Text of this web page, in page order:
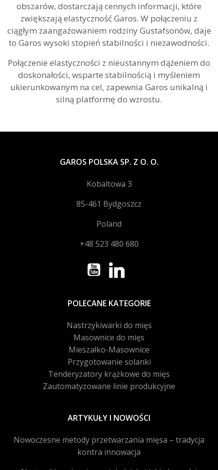
obszarów, dostarczają cennych informacji, które
zwiększają elastyczność Garos. W połączeniu z
ciągłym zaangażowaniem rodziny Gustafsonów, daje
to Garos wysoki stopień stabilności i niezawodności.
Połączenie elastyczności z nieustannym dążeniem do
doskonałości, wsparte stabilnością i myśleniem
ukierunkowanym na cel, zapewnia Garos unikalną i
silną platformę do wzrostu.
GAROS POLSKA SP. Z O. O.
Kobaltowa 3
85-461 Bydgoszcz
Poland
+48 523 480 680
POLECANE KATEGORIE
Nastrzykiwarki do mięs
Masownice do mięs
Mieszałko-Masownice
Przygotowanie solanki
Tenderyzatory krążkowe do mięs
Zautomatyzowane linie produkcyjne
ARTYKUŁY I NOWOŚCI
Nowoczesne metody przetwarzania mięsa – tradycja
kontra innowacja